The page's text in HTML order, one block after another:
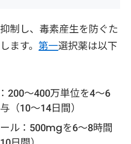
制し、毒素産生を防ぐた
ます。第一選択薬は以下
200〜400万単位を4〜6
（10〜14日間）
ル：500mgを6〜8時間